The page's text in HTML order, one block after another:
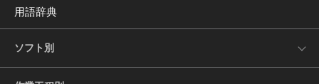
用語辞典
ソフト別